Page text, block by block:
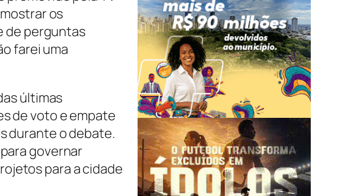
os
de perguntas
farei uma
últimas
de voto e empate
durante o debate.
governar
para a cidade